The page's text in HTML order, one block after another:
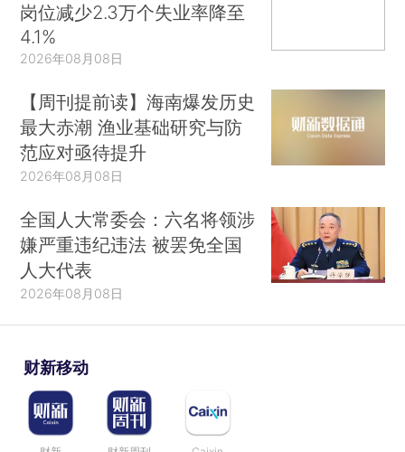
岗位减少2.3万个失业率降至
4.1%
2026年08月08日
【周刊提前读】海南爆发历史
最大赤潮 渔业基础研究与防
范应对亟待提升
2026年08月08日
全国人大常委会：六名将领涉
嫌严重违纪违法 被罢免全国
人大代表
2026年08月08日
财新移动